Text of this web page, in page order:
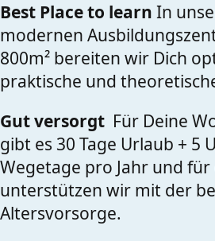
Best Place to learn In
modernen
800m² bereiten wir Dich
praktische und
Gut versorgt Für Deine
gibt es 30 Tage Urlaub + 5
Wegetage pro Jahr und
unterstützen wir mit der
Altersvorsorge.